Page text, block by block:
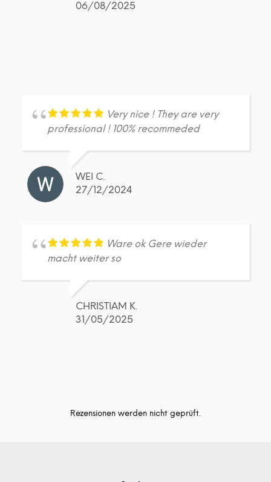
06/08/2025
Very nice ! They are very
professional ! 100% recommeded
WEI C.
27/12/2024
Ware ok Gere wieder
macht weiter so
CHRISTIAM K.
31/05/2025
Rezensionen werden nicht geprüft.